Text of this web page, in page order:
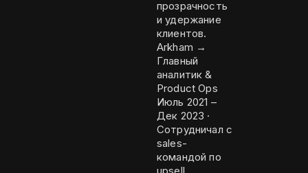
прозрачность
и удержание
клиентов.
Arkham →
Главный
аналитик &
Product Ops
Июль 2021 –
Дек 2023 ·
Сотрудничал с
sales-
командой по